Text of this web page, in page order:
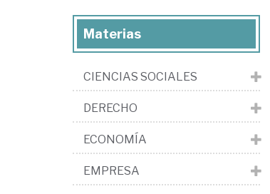
Materias
CIENCIAS SOCIALES
DERECHO
ECONOMÍA
EMPRESA